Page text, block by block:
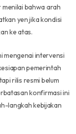
bahwa arah
yen jika kondisi
ke atas.
mengenai intervensi
pemerintah
rilis resmi belum
konfirmasi ini
langkah kebijakan